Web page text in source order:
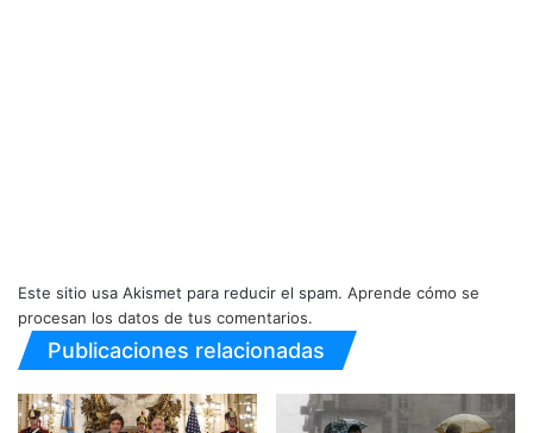
Este sitio usa Akismet para reducir el spam. Aprende cómo se
procesan los datos de tus comentarios.
Publicaciones relacionadas